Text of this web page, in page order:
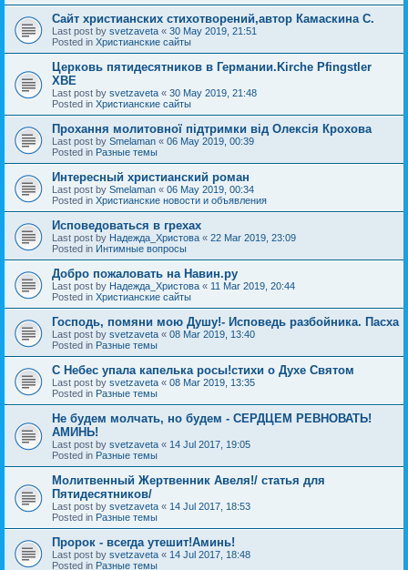
Сайт христианских стихотворений,автор Камаскина С.
Last post by svetzaveta « 30 May 2019, 21:51
Posted in Христианские сайты
Церковь пятидесятников в Германии.Kirche Pfingstler
ХВЕ
Last post by svetzaveta « 30 May 2019, 21:48
Posted in Христианские сайты
Прохання молитовної підтримки від Олексія Крохова
Last post by Smelaman « 06 May 2019, 00:39
Posted in Разные темы
Интересный христианский роман
Last post by Smelaman « 06 May 2019, 00:34
Posted in Христианские новости и объявления
Исповедоваться в грехах
Last post by Надежда_Христова « 22 Mar 2019, 23:09
Posted in Интимные вопросы
Добро пожаловать на Навин.ру
Last post by Надежда_Христова « 11 Mar 2019, 20:44
Posted in Христианские сайты
Господь, помяни мою Душу!- Исповедь разбойника. Пасха
Last post by svetzaveta « 08 Mar 2019, 13:40
Posted in Разные темы
C Небес упала капелька росы!стихи о Духе Святом
Last post by svetzaveta « 08 Mar 2019, 13:35
Posted in Разные темы
Не будем молчать, но будем - СЕРДЦЕМ РЕВНОВАТЬ!
АМИНЬ!
Last post by svetzaveta « 14 Jul 2017, 19:05
Posted in Разные темы
Молитвенный Жертвенник Авеля!/ статья для
Пятидесятников/
Last post by svetzaveta « 14 Jul 2017, 18:53
Posted in Разные темы
Пророк - всегда утешит!Аминь!
Last post by svetzaveta « 14 Jul 2017, 18:48
Posted in Разные темы